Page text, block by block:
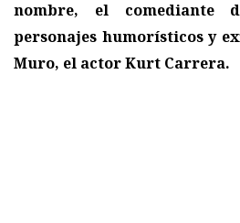
nombre, el comediante
personajes humorísticos y
Muro, el actor Kurt Carrera.